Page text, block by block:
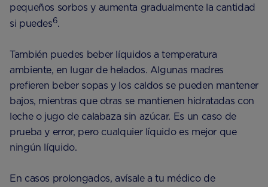
pequeños sorbos y aumenta gradualmente la cantidad
si puedes6.
También puedes beber líquidos a temperatura
ambiente, en lugar de helados. Algunas madres
prefieren beber sopas y los caldos se pueden mantener
bajos, mientras que otras se mantienen hidratadas con
leche o jugo de calabaza sin azúcar. Es un caso de
prueba y error, pero cualquier líquido es mejor que
ningún líquido.
En casos prolongados, avísale a tu médico de